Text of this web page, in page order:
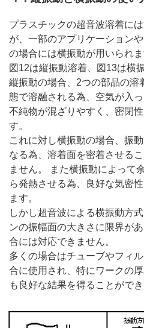
プラスチックの超音波溶着に
が、一部のアプリケーション
の場合には横振動が用いられま
図12は縦振動溶着、図13は横
縦振動の場合、2つの部品の溶
態で溶融される為、空気が入
不純物が混ざりやすく、密閉
す。
これに対し横振動の場合、振
なる為、溶着面を密着させる
ません。 また横振動によって
ら発熱させる為、良好な気密
ます。
しかし超音波による横振動方
ンの振幅面の大きさに限界が
合には対応できません。
多くの場合はチューブやフィ
合に使用され、特にワークの
も良好な結果を得ることができ